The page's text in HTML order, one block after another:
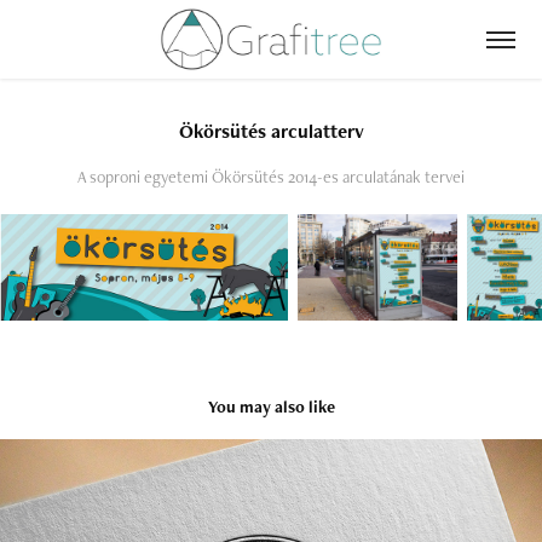
Ökörsütés arculatterv
A soproni egyetemi Ökörsütés 2014-es arculatának tervei
You may also like